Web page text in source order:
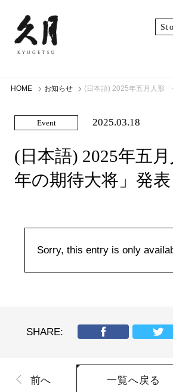
HOME お知らせ (日本語) 2025年五月人形
Event 2025.03.18
(日本語) 2025年五
年の期待大将」発表
Sorry, this entry is only
SHARE:
前へ 一覧へ戻る